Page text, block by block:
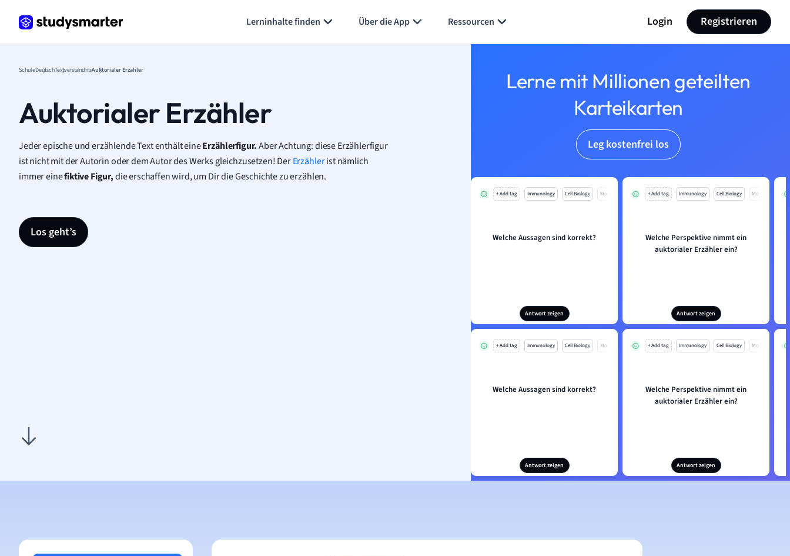
Lerninhalte finden Über die App Ressourcen Login Registrieren
SchuleDeutschTextverständnisAuktorialer Erzähler
Auktorialer Erzähler
Jeder epische und erzählende Text enthält eineErzählerfigur.Aber Achtung: diese Erzählerfigur
ist nicht mit der Autorin oder dem Autor des Werks gleichzusetzen! DerErzählerist nämlich
immer einefiktive Figur,die erschaffen wird, um Dir die Geschichte zu erzählen.
Los geht’s
Lerne mit Millionen geteilten
Karteikarten
Leg kostenfrei los
+ Add tag Immunology Cell Biology Mo
Welche Aussagen sind korrekt?
Antwort zeigen
+ Add tag Immunology Cell Biology Mo
Welche Perspektive nimmt ein
auktorialer Erzähler ein?
Antwort zeigen
+ Add tag Immunology Cell Biology Mo
Welche Aussagen sind korrekt?
Antwort zeigen
+ Add tag Immunology Cell Biology Mo
Welche Perspektive nimmt ein
auktorialer Erzähler ein?
Antwort zeigen